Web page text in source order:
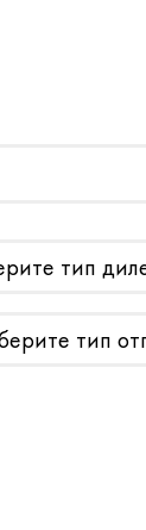
тип
тип